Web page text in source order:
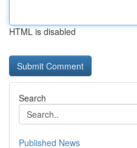
HTML is disabled
Search
Published News